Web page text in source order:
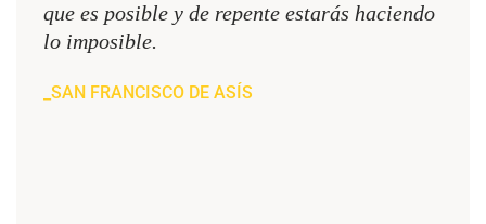
que es posible y de repente estarás haciendo
lo imposible.
SAN FRANCISCO DE ASÍS